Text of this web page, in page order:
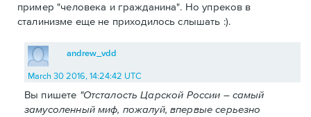
пример "человека и гражданина". Но упреков в
сталинизме еще не приходилось слышать :).
andrew_vdd
March 30 2016, 14:24:42 UTC
Вы пишете "Отсталость Царской России – самый
замусоленный миф, пожалуй, впервые серьезно